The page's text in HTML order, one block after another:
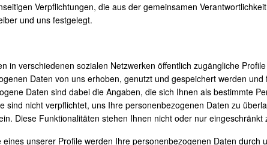
Verpflichtungen, die aus der gemeinsamen
und uns festgelegt.
in verschiedenen sozialen Netzwerken öffentlich zugängliche
Daten von uns erhoben, genutzt und gespeichert werden
Daten sind dabei die Angaben, die sich Ihnen als bestimmte
sind nicht verpflichtet, uns Ihre personenbezogenen Daten zu
Diese Funktionalitäten stehen Ihnen nicht oder nur
eines unserer Profile werden Ihre personenbezogenen Daten